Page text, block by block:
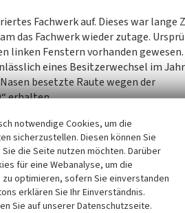
Fachwerk auf. Dieses war lange
das Fachwerk wieder zutage.
linken Fenstern vorhanden gewesen.
eines Besitzerwechsel im
besetzte Raute wegen der
erhalten.
ältesten datierten im ganzen
sowie Gebälk- und
der Renovierung wurden auch die
Sprossenfenster wurden
eingesetzt, um mehr Licht für den
notwendige Cookies, um die
sicherzustellen. Diesen können Sie
die Seite nutzen möchten. Darüber
für eine Webanalyse, um die
optimieren, sofern Sie einverstanden
erklären Sie Ihr Einverständnis.
Sie auf unserer Datenschutzseite.